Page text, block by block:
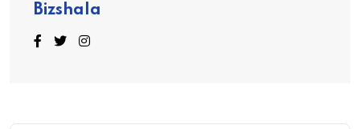
Bizshala